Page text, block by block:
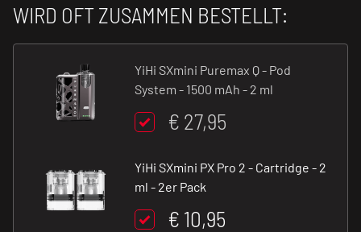
WIRD OFT ZUSAMMEN BESTELLT:
YiHi SXmini Puremax Q - Pod
System - 1500 mAh - 2 ml
€ 27,95
YiHi SXmini PX Pro 2 - Cartridge - 2
ml - 2er Pack
€ 10,95